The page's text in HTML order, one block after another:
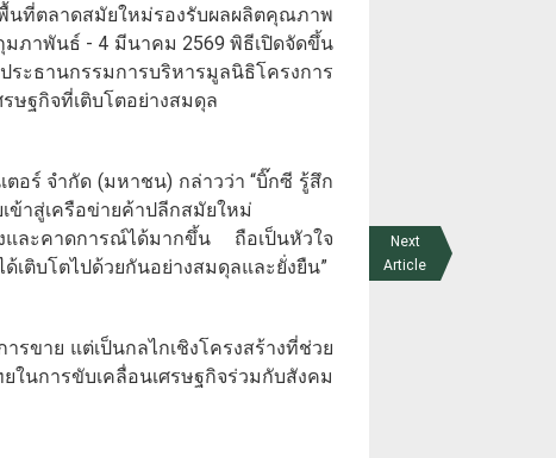
นที่ตลาดสมัยใหม่รองรับผลผลิตคุณภาพ
ภาพันธ์ - 4 มีนาคม 2569 พิธีเปิดจัดขึ้น
ะธานกรรมการบริหารมูลนิธิโครงการ
ษฐกิจที่เติบโตอย่างสมดุล
อร์ จำกัด (มหาชน) กล่าวว่า “บิ๊กซี รู้สึก
ข้าสู่เครือข่ายค้าปลีกสมัยใหม่
งและคาดการณ์ได้มากขึ้น ถือเป็นหัวใจ
เติบโตไปด้วยกันอย่างสมดุลและยั่งยืน”
รขาย แต่เป็นกลไกเชิงโครงสร้างที่ช่วย
นการขับเคลื่อนเศรษฐกิจร่วมกับสังคม
Next
Article